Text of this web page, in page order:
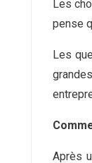
Les
pense
Les
Après